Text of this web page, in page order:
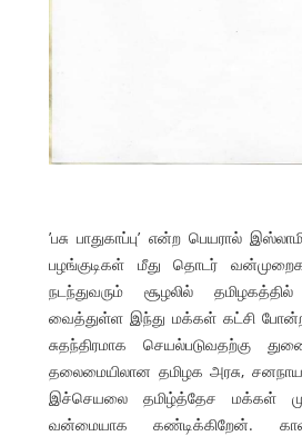
’பசு பாதுகாப்பு’ என்ற பெயரால்
பழங்குடிகள் மீது தொடர்
நடந்துவரும் சூழலில்
வைத்துள்ள இந்து மக்கள் கட்சி
சுதந்திரமாக செயல்படுவதற்கு
தலைமையிலான தமிழக அரசு,
இச்செயலை தமிழ்த்தேச மக்கள்
வன்மையாக கண்டிக்கிறேன்.